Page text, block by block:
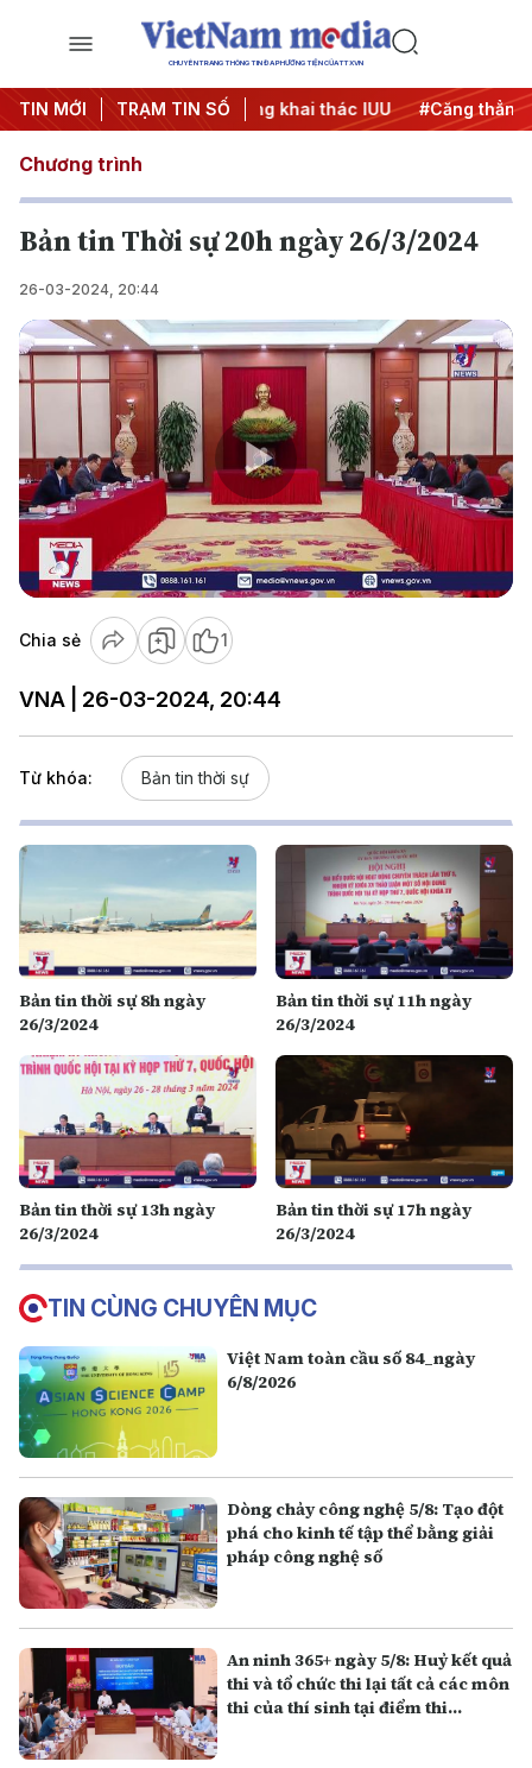
CHUYÊN TRANG THÔNG TIN ĐA PHƯƠNG TIỆN CỦA TTXVN
TIN MỚI TRẠM TIN SỐ
ngày đêm #Chống khai thác IUU #Căng thẳng Trung
Chương trình
Bản tin Thời sự 20h ngày 26/3/2024
26-03-2024, 20:44
Play
Video
Chia sẻ 1
VNA | 26-03-2024, 20:44
Từ khóa: Bản tin thời sự
Bản tin thời sự 8h ngày
26/3/2024
Bản tin thời sự 11h ngày
26/3/2024
Bản tin thời sự 13h ngày
26/3/2024
Bản tin thời sự 17h ngày
26/3/2024
TIN CÙNG CHUYÊN MỤC
Việt Nam toàn cầu số 84_ngày
6/8/2026
Dòng chảy công nghệ 5/8: Tạo đột
phá cho kinh tế tập thể bằng giải
pháp công nghệ số
An ninh 365+ ngày 5/8: Huỷ kết quả
thi và tổ chức thi lại tất cả các môn
thi của thí sinh tại điểm thi